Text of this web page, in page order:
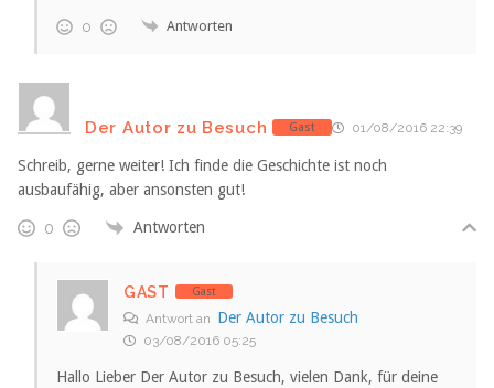
0 Antworten
Der Autor zu Besuch Gast 01/08/2016 22:39
Schreib, gerne weiter! Ich finde die Geschichte ist noch
ausbaufähig, aber ansonsten gut!
0 Antworten
GAST Gast
Antwort an Der Autor zu Besuch
03/08/2016 05:25
Hallo Lieber Der Autor zu Besuch, vielen Dank, für deine